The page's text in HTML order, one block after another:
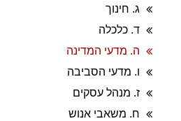
ג. חינוך
ד. כלכלה
ה. מדעי המדינה
ו. מדעי הסביבה
ז. מנהל עסקים
ח. משאבי אנוש